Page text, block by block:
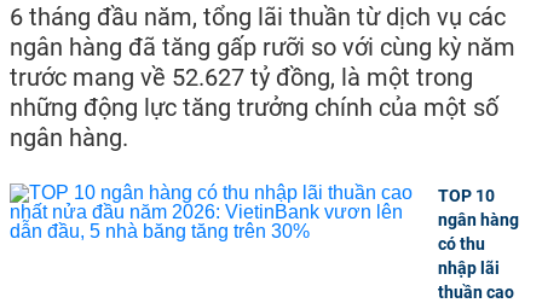
6 tháng đầu năm, tổng lãi thuần từ dịch vụ các
ngân hàng đã tăng gấp rưỡi so với cùng kỳ năm
trước mang về 52.627 tỷ đồng, là một trong
những động lực tăng trưởng chính của một số
ngân hàng.
TOP 10
ngân hàng
có thu
nhập lãi
thuần cao